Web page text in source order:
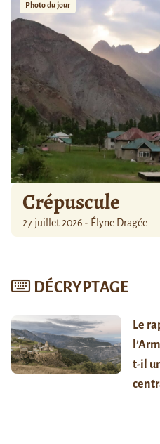
Photo du jour
Crépuscule
27 juillet 2026 - Élyne Dragée
DÉCRYPTAGE
Le
t-il